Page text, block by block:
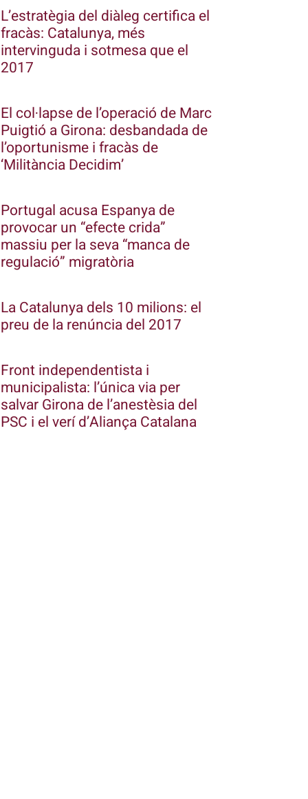
L’estratègia del diàleg certifica el
fracàs: Catalunya, més
intervinguda i sotmesa que el
2017
El col·lapse de l’operació de Marc
Puigtió a Girona: desbandada de
l’oportunisme i fracàs de
‘Militància Decidim’
Portugal acusa Espanya de
provocar un “efecte crida”
massiu per la seva “manca de
regulació” migratòria
La Catalunya dels 10 milions: el
preu de la renúncia del 2017
Front independentista i
municipalista: l’única via per
salvar Girona de l’anestèsia del
PSC i el verí d’Aliança Catalana